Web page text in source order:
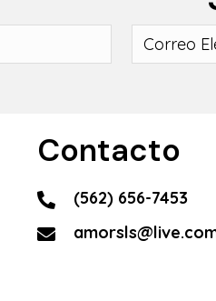
Contacto
(562) 656-7453